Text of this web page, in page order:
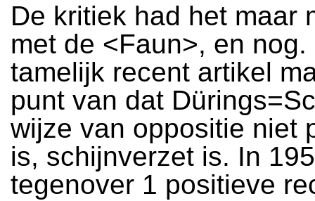
De kritiek had het maar
met de <Faun>, en nog.
tamelijk recent artikel
punt van dat
wijze van oppositie niet
is, schijnverzet is. In
tegenover 1 positieve